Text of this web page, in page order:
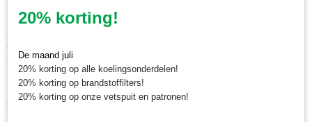
Minitractorparts heeft een groot assortiment onderdelen op het gebied van
verkopen deze onderdelen met als specialisme de Japanse
minitractormerken Yanmar, Iseki, Kubota en Shibaura.
Minitractorparts.nl heeft een groot assortiment onderdelen, waaronder
gazonbanden, voor verschillende minitractoren.
20% korting!
De maand juli
20% korting op alle koelingsonderdelen!
20% korting op brandstoffilters!
20% korting op onze vetspuit en patronen!